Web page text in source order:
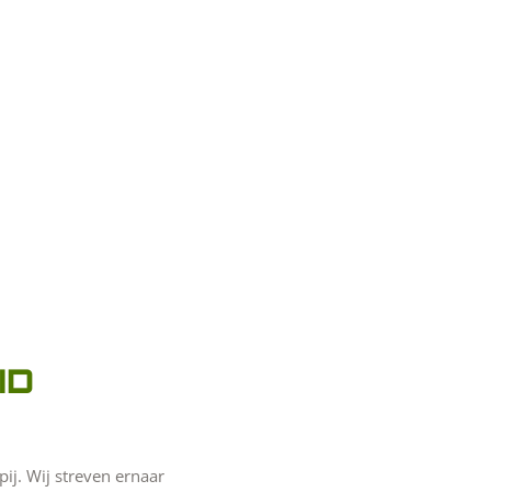
Wij streven ernaar